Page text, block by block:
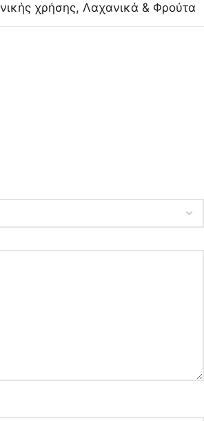
χρήσης, Λαχανικά & Φρούτα